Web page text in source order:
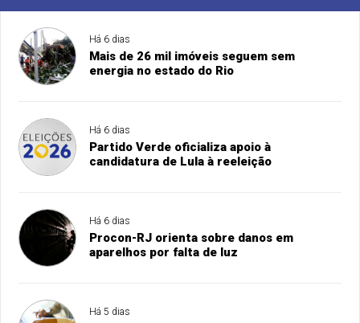
Há 6 dias
Mais de 26 mil imóveis seguem sem
energia no estado do Rio
Há 6 dias
Partido Verde oficializa apoio à
candidatura de Lula à reeleição
Há 6 dias
Procon-RJ orienta sobre danos em
aparelhos por falta de luz
Há 5 dias